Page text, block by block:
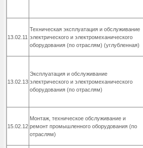
13.02.11
Техническая эксплуатация и обслуживание
электрического и электромеханического
оборудования (по отраслям) (углубленная)
13.02.13
Эксплуатация и обслуживание
электрического и электромеханического
оборудования (по отраслям)
15.02.12
Монтаж, техническое обслуживание и
ремонт промышленного оборудования (по
отраслям)